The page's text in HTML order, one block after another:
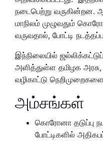
நடைபெற்று
மாநிலம் முழுவதும்
வருவதால், போட்டி
இந்நிலையில்
அளித்துள்ள தமிழக அரசு,
வழிகாட்டு
அம்சங்கள்
கொரோனா தடுப்பு
போட்டிகளில்